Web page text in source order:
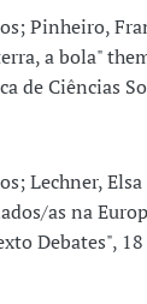
Pinheiro,
a bola"
de Ciências
Lechner,
as na
Debates", 18